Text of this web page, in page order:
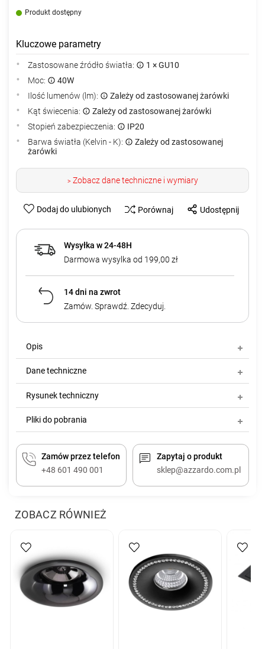
Produkt dostępny
Kluczowe parametry
Zastosowane źródło światła:
1 × GU10
Moc:
40W
Ilość lumenów (lm):
Zależy od zastosowanej żarówki
Kąt świecenia:
Zależy od zastosowanej żarówki
Stopień zabezpieczenia:
IP20
Barwa światła (Kelvin - K):
Zależy od zastosowanej
żarówki
>Zobacz dane techniczne i wymiary
Dodaj do ulubionych Porównaj Udostępnij
Wysyłka w 24-48H
Darmowa wysylka od 199,00 zł
14 dni na zwrot
Zamów. Sprawdź. Zdecyduj.
Opis
Dane techniczne
Rysunek techniczny
Pliki do pobrania
Zamów przez telefon
+48 601 490 001
Zapytaj o produkt
sklep@azzardo.com.pl
ZOBACZ RÓWNIEŻ